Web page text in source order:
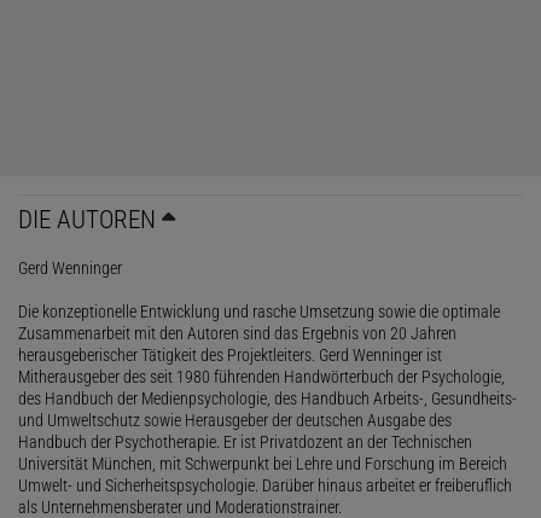
DIE AUTOREN
Gerd Wenninger
Die konzeptionelle Entwicklung und rasche Umsetzung sowie die optimale
Zusammenarbeit mit den Autoren sind das Ergebnis von 20 Jahren
herausgeberischer Tätigkeit des Projektleiters. Gerd Wenninger ist
Mitherausgeber des seit 1980 führenden Handwörterbuch der Psychologie,
des Handbuch der Medienpsychologie, des Handbuch Arbeits-, Gesundheits-
und Umweltschutz sowie Herausgeber der deutschen Ausgabe des
Handbuch der Psychotherapie. Er ist Privatdozent an der Technischen
Universität München, mit Schwerpunkt bei Lehre und Forschung im Bereich
Umwelt- und Sicherheitspsychologie. Darüber hinaus arbeitet er freiberuflich
als Unternehmensberater und Moderationstrainer.